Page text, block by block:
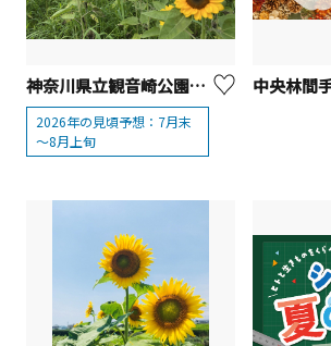
神奈川県立観音崎公園「ひまわり」【横須賀市】
2026年の見頃予想：7月末
～8月上旬